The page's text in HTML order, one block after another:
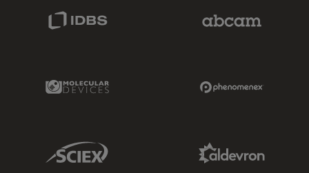
Molecular Devices Link
Sciex Link